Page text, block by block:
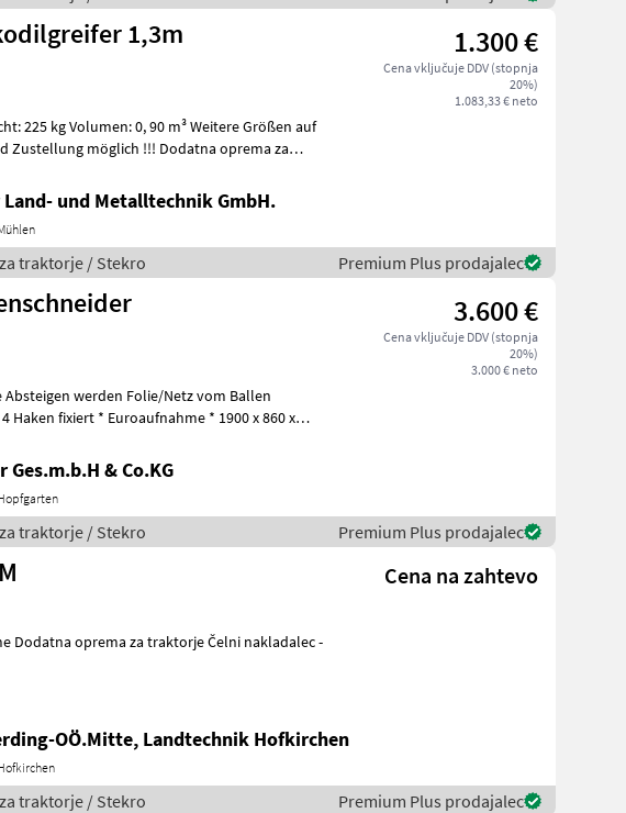
1,3m 1.300 €
Cena vključuje DDV (stopnja
20%)
1.083,33 € neto
Volumen: 0, 90 m³ Weitere Größen auf
und Metalltechnik GmbH.
traktorje / Stekro Premium Plus prodajalec
3.600 €
Cena vključuje DDV (stopnja
20%)
3.000 € neto
werden Folie/Netz vom Ballen
Haken fixiert * Euroaufnahme * 1900 x 860 x
Ges.m.b.H & Co.KG
traktorje / Stekro Premium Plus prodajalec
Cena na zahtevo
-
OÖ.Mitte, Landtechnik Hofkirchen
traktorje / Stekro Premium Plus prodajalec